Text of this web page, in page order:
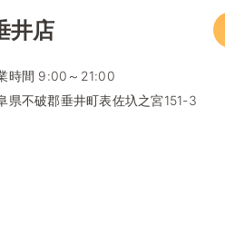
井店
時間 9:00～21:00
県不破郡垂井町表佐圦之宮151-3